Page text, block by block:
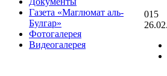
Газета «Маглюмат аль-
Булгар»
Фотогалерея
Видеогалерея
015